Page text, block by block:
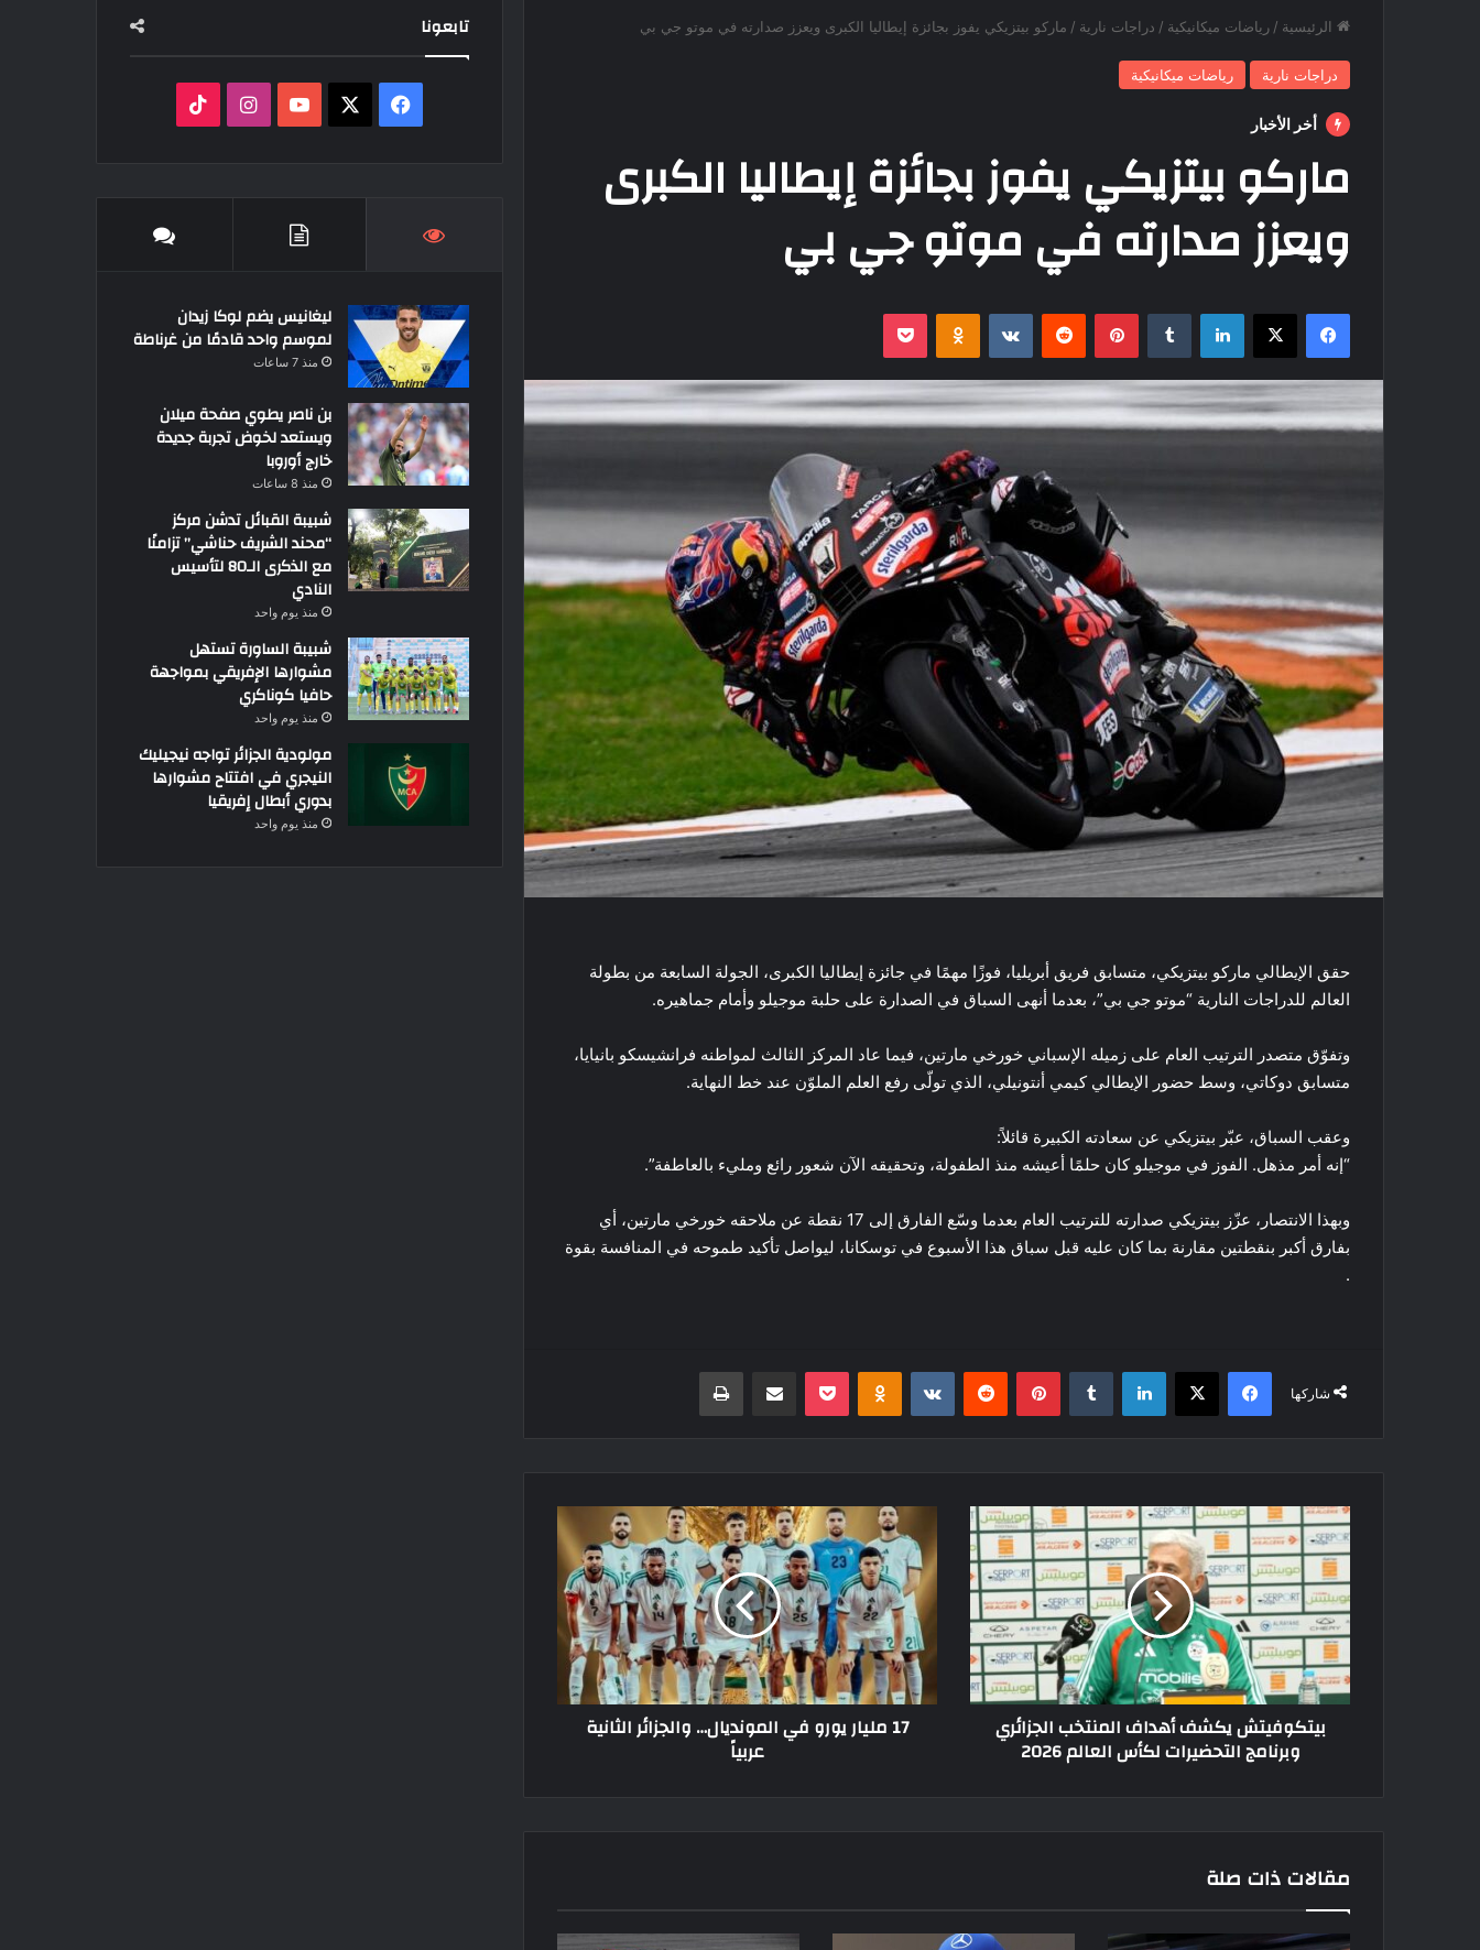
الرئيسية / رياضات ميكانيكية / دراجات نارية / ماركو بيتزيكي يفوز بجائزة إيطاليا الكبرى ويعزز صدارته في موتو جي بي
دراجات نارية رياضات ميكانيكية
أخر الأخبار
ماركو بيتزيكي يفوز بجائزة إيطاليا الكبرى
ويعزز صدارته في موتو جي بي
فيسبوك ‫X لينكدإن بينتيريست Odnoklassniki
‫Pocket
حقق الإيطالي ماركو بيتزيكي، متسابق فريق أبريليا، فوزًا مهمًا في جائزة إيطاليا الكبرى، الجولة السابعة من بطولة
العالم للدراجات النارية “موتو جي بي”، بعدما أنهى السباق في الصدارة على حلبة موجيلو وأمام جماهيره.
وتفوّق متصدر الترتيب العام على زميله الإسباني خورخي مارتين، فيما عاد المركز الثالث لمواطنه فرانشيسكو بانيايا،
متسابق دوكاتي، وسط حضور الإيطالي كيمي أنتونيلي، الذي تولّى رفع العلم الملوّن عند خط النهاية.
وعقب السباق، عبّر بيتزيكي عن سعادته الكبيرة قائلاً:
“إنه أمر مذهل. الفوز في موجيلو كان حلمًا أعيشه منذ الطفولة، وتحقيقه الآن شعور رائع ومليء بالعاطفة”.
وبهذا الانتصار، عزّز بيتزيكي صدارته للترتيب العام بعدما وسّع الفارق إلى 17 نقطة عن ملاحقه خورخي مارتين، أي
بفارق أكبر بنقطتين مقارنة بما كان عليه قبل سباق هذا الأسبوع في توسكانا، ليواصل تأكيد طموحه في المنافسة بقوة
.
شاركها
فيسبوك ‫X لينكدإن بينتيريست Odnoklassniki
‫Pocket مشاركة عبر البريد طباعة
بيتكوفيتش
يكشف
أهداف
المنتخب
الجزائري
وبرنامج
التحضيرات
لكأس
العالم 2026
بيتكوفيتش يكشف أهداف المنتخب الجزائري
وبرنامج التحضيرات لكأس العالم 2026
مليار
يورو
في
المونديال…
والجزائر
الثانية
عربياً
17 مليار يورو في المونديال… والجزائر الثانية
عربياً
مقالات ذات صلة
تابعونا
فيسبوك ‫YouTubeانستقرام
ليغانيس يضم لوكا زيدان
لموسم واحد قادمًا من غرناطة
منذ 7 ساعات
بن ناصر يطوي صفحة ميلان
ويستعد لخوض تجربة جديدة
خارج أوروبا
منذ 8 ساعات
شبيبة القبائل تدشن مركز
“محند الشريف حناشي” تزامنًا
مع الذكرى الـ80 لتأسيس
النادي
منذ يوم واحد
شبيبة الساورة تستهل
مشوارها الإفريقي بمواجهة
حافيا كوناكري
منذ يوم واحد
مولودية الجزائر تواجه نيجيليك
النيجري في افتتاح مشوارها
بدوري أبطال إفريقيا
منذ يوم واحد